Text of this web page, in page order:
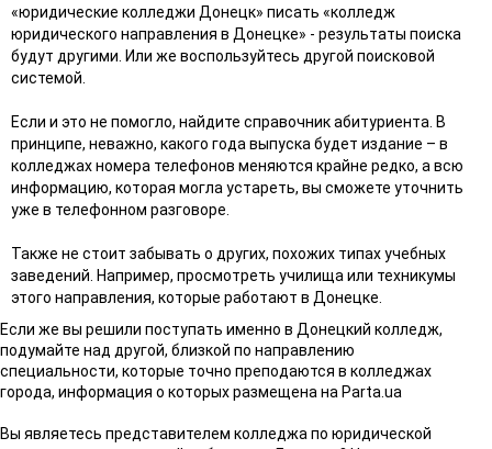
«юридические колледжи Донецк» писать «колледж
юридического направления в Донецке» - результаты поиска
будут другими. Или же воспользуйтесь другой поисковой
системой.
Если и это не помогло, найдите справочник абитуриента. В
принципе, неважно, какого года выпуска будет издание – в
колледжах номера телефонов меняются крайне редко, а всю
информацию, которая могла устареть, вы сможете уточнить
уже в телефонном разговоре.
Также не стоит забывать о других, похожих типах учебных
заведений. Например, просмотреть училища или техникумы
этого направления, которые работают в Донецке.
Если же вы решили поступать именно в Донецкий колледж,
подумайте над другой, близкой по направлению
специальности, которые точно преподаются в колледжах
города, информация о которых размещена на Parta.ua
Вы являетесь представителем колледжа по юридической